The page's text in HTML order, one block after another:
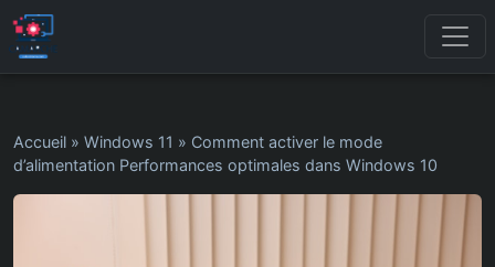
Accueil » Windows 11 » Comment activer le mode
d’alimentation Performances optimales dans Windows 10